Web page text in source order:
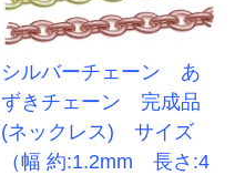
シルバーチェーン あ
ずきチェーン 完成品
(ネックレス) サイズ
（幅 約:1.2mm 長さ:4